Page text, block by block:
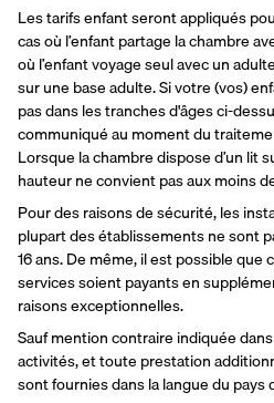
Les tarifs enfant seront appliqués
cas où l’enfant partage la chambre
où l’enfant voyage seul avec un
sur une base adulte. Si votre (vos)
pas dans les tranches d'âges ci-
communiqué au moment du
Lorsque la chambre dispose d’un lit
hauteur ne convient pas aux moins
Pour des raisons de sécurité, les
plupart des établissements ne sont
16 ans. De même, il est possible
services soient payants en
raisons exceptionnelles.
Sauf mention contraire indiquée
activités, et toute prestation
sont fournies dans la langue du